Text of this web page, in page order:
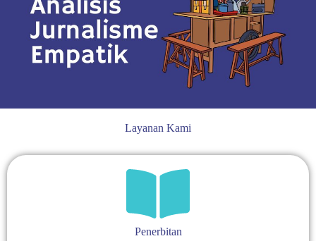
Layanan Kami
Penerbitan